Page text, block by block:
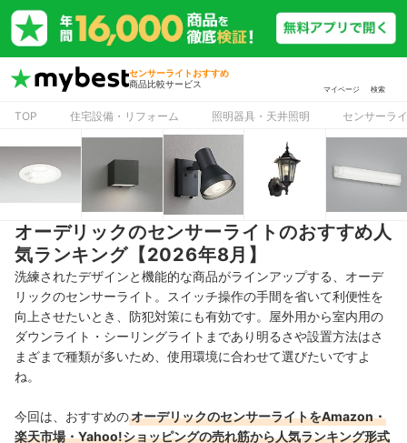
センサーライトおすすめ
商品比較サービス
マイページ 検索
TOP 住宅設備・リフォーム 照明器具・天井照明 センサーラ
オーデリックのセンサーライトのおすすめ人
気ランキング【2026年8月】
洗練されたデザインと機能的な商品がラインアップする、オーデ
リックのセンサーライト。スイッチ操作の手間を省いて利便性を
向上させたいとき、防犯対策にも有効です。屋外用から室内用の
ダウンライト・シーリングライトまであり明るさや設置方法はさ
まざまで種類が多いため、使用環境に合わせて選びたいですよ
ね。
今回は、おすすめのオーデリックのセンサーライトをAmazon・
楽天市場・Yahoo!ショッピングの売れ筋から人気ランキング形式